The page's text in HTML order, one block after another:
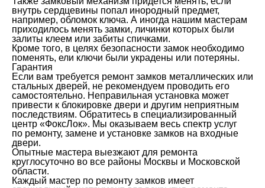
внутрь сердцевины попал инородный предмет,
например, обломок ключа. А иногда нашим мастерам
приходилось менять замки, личинки которых были
залиты клеем или забиты спичками.
Кроме того, в целях безопасности замок необходимо
поменять, ели ключи были украдены или потеряны.
Гарантия
Если вам требуется ремонт замков металлических или
стальных дверей, не рекомендуем проводить его
самостоятельно. Неправильная установка может
привести к блокировке двери и другим неприятным
последствиям. Обратитесь в специализированный
центр «ФоксЛок». Мы оказываем весь спектр услуг
по ремонту, замене и установке замков на входные
двери.
Опытные мастера выезжают для ремонта
круглосуточно во все районы Москвы и Московской
области.
Каждый мастер по ремонту замков имеет